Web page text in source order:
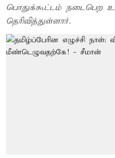
பொதுக்கூட்டம் நடைபெற
தெரிவித்துள்ளார்.